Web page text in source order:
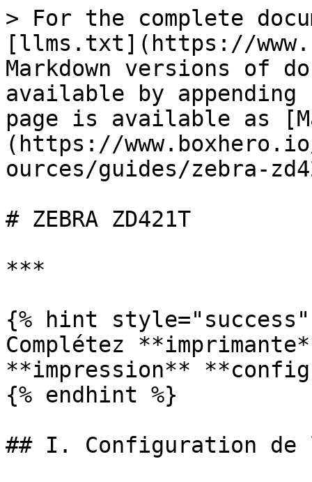
> For the complete
[llms.txt](https://
Markdown versions of
available by
page is available as
(https://
ources/guides/zebra-
# ZEBRA ZD421T
***
{% hint style="success"
Complétez
**impression**
{% endhint %}
## I. Configuration de